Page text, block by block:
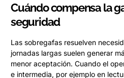
Cuándo compensa la
seguridad
Las sobregafas resuelven
jornadas largas suelen generar
menor aceptación. Cuando el
e intermedia, por ejemplo en